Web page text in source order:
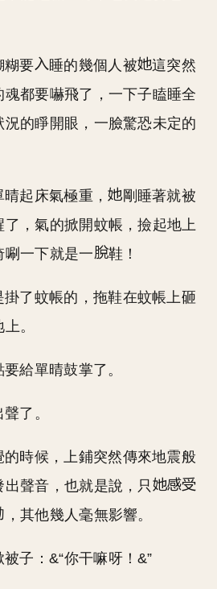
糊要 睡的幾個人被
這突然
魂都要嚇飛了，一下子瞌睡全
的睜開眼，一臉驚恐未定的
起床氣極重，
剛睡著就被
了，氣的掀開蚊帳，撿起地上
唰一下就是一
鞋！
了蚊帳的，拖鞋在蚊帳上砸
。
給單晴鼓掌了。
了。
的時候，上鋪突然傳來地震般
聲音，也就是說，只
，其他幾人毫無影響。
子：&“你干嘛呀！&”